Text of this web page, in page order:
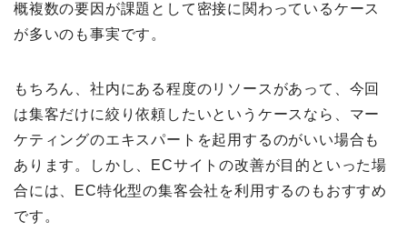
概複数の要因が課題として密接に関わっているケース
が多いのも事実です。
もちろん、社内にある程度のリソースがあって、今回
は集客だけに絞り依頼したいというケースなら、マー
ケティングのエキスパートを起用するのがいい場合も
あります。しかし、ECサイトの改善が目的といった場
合には、EC特化型の集客会社を利用するのもおすすめ
です。